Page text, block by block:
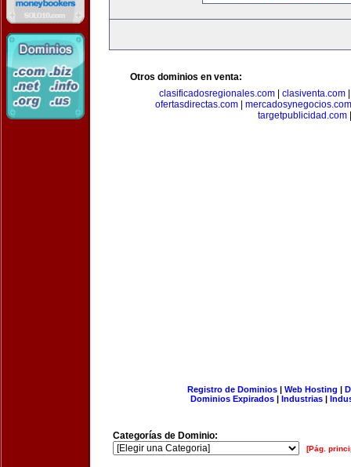
Otros dominios en venta:
clasificadosregionales.com| clasiventa.com
ofertasdirectas.com
mercadosynegocios.com
targetpublicidad.com
Registro de Dominios| Web Hosting |
Dominios Expirados | Industrias |
Categorías de Dominio:
[Pág.